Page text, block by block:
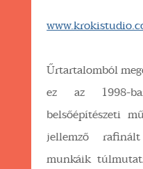
Űrtartalomból
ez az 1998-
belsőépítészeti
jellemző
munkáik